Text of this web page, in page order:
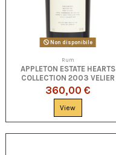
Non disponibile
Rum
APPLETON ESTATE HEARTS
COLLECTION 2003 VELIER
360,00 €
View